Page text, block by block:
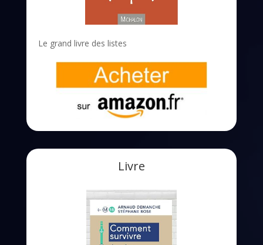
Le grand livre des listes
Livre